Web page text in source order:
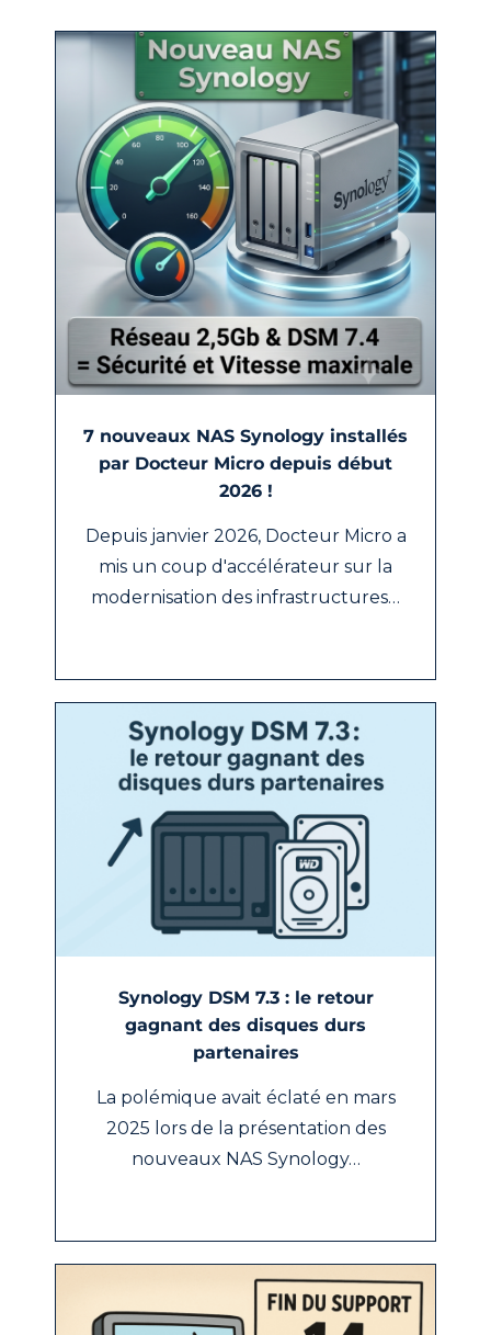
7 nouveaux NAS Synology installés
par Docteur Micro depuis début
2026 !
Depuis janvier 2026, Docteur Micro a
mis un coup d'accélérateur sur la
modernisation des infrastructures…
Synology DSM 7.3 : le retour
gagnant des disques durs
partenaires
La polémique avait éclaté en mars
2025 lors de la présentation des
nouveaux NAS Synology…